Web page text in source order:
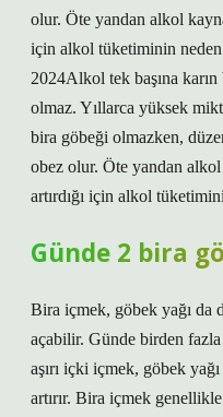
olur. Öte yandan alkol
için alkol tüketiminin
2024Alkol tek başına
olmaz. Yıllarca yüksek
bira göbeği olmazken,
obez olur. Öte yandan
artırdığı için alkol
Günde 2 bira
Bira içmek, göbek yağı da
açabilir. Günde birden
aşırı içki içmek, göbek
artırır. Bira içmek